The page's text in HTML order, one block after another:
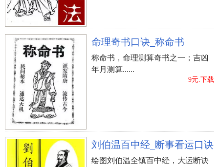
命理奇书口诀_称命书
称命书，命理测算奇书之一；吉凶
年月测算......
9元.下载
刘伯温百中经_断事看运口诀
绘图刘伯温全镇百中经，大运断诀